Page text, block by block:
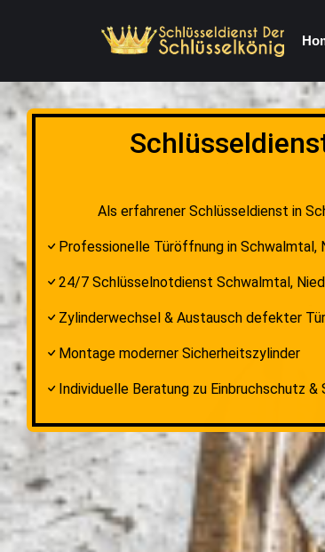
Als erfahrener Schlüsseldienst in
Professionelle Türöffnung in Schwalmtal,
24/7 Schlüsselnotdienst Schwalmtal,
Zylinderwechsel & Austausch defekter
Montage moderner Sicherheitszylinder
Individuelle Beratung zu Einbruchschutz